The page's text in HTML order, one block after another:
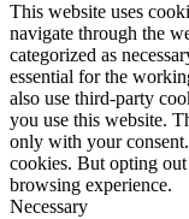
This website uses
navigate through the
categorized as
essential for the
also use third-party
you use this website.
only with your
cookies. But opting
browsing experience.
Necessary